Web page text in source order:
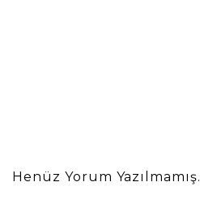
Henüz Yorum Yazılmamış.